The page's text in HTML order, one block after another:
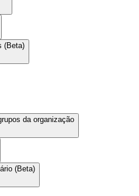
(Beta)
da organização
(Beta)